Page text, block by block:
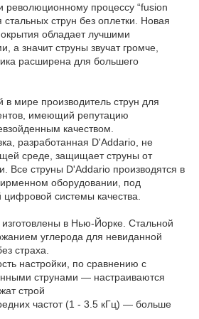
революционному процессу “fusion
стальных струн без оплетки. Новая
обладает лучшими
а значит струны звучат громче,
расширена для большего
мире производитель струн для
имеющий репутацию
качеством.
разработанная D'Addario, не
среде, защищает струны от
Все струны D'Addario производятся в
оборудовании, под
системы качества.
в Нью-Йорке. Стальной
углерода для невиданной
страха.
настройки, по сравнению с
струнами — настраиваются
строй
частот (1 - 3.5 кГц) — больше